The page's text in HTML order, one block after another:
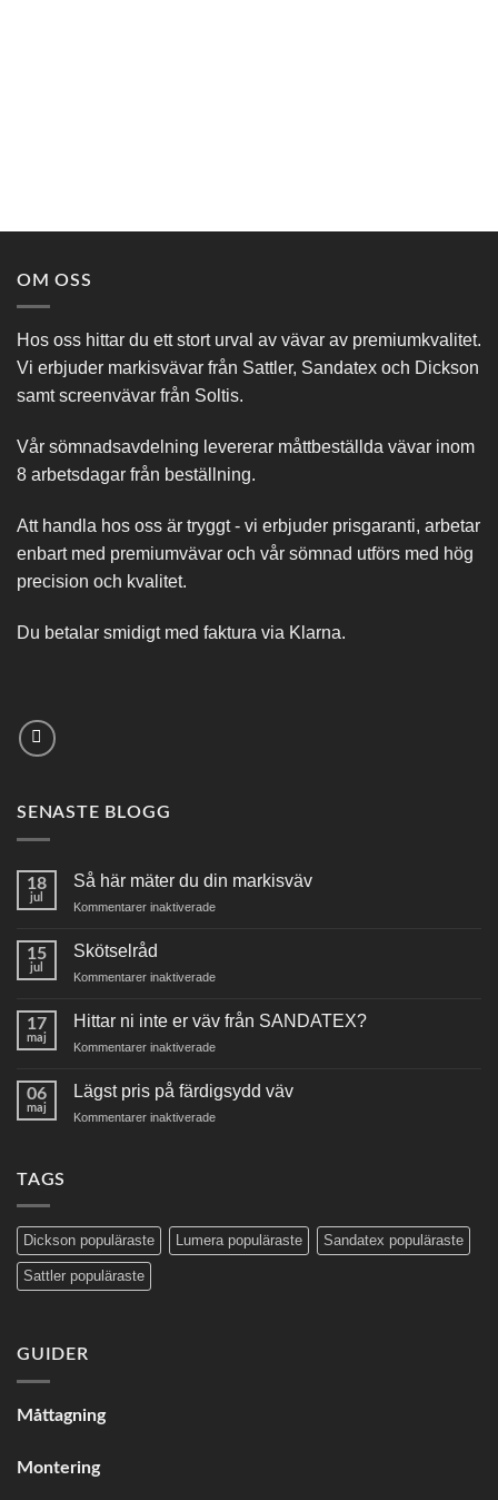
OM OSS
Hos oss hittar du ett stort urval av vävar av premiumkvalitet.
Vi erbjuder markisvävar från Sattler, Sandatex och Dickson
samt screenvävar från Soltis.
Vår sömnadsavdelning levererar måttbeställda vävar inom
8 arbetsdagar från beställning.
Att handla hos oss är tryggt - vi erbjuder prisgaranti, arbetar
enbart med premiumvävar och vår sömnad utförs med hög
precision och kvalitet.
Du betalar smidigt med faktura via Klarna.
SENASTE BLOGG
18
jul
Så här mäter du din markisväv
Kommentarer inaktiveradeför
du
markisväv
15
jul
Skötselråd
Kommentarer inaktiveradeför
17
maj
Hittar ni inte er väv från SANDATEX?
Kommentarer inaktiveradeför
inte
er
06
maj
Lägst pris på färdigsydd väv
Kommentarer inaktiveradeför
TAGS
Dickson populäraste Lumera populäraste Sandatex populäraste
Sattler populäraste
GUIDER
Måttagning
Montering